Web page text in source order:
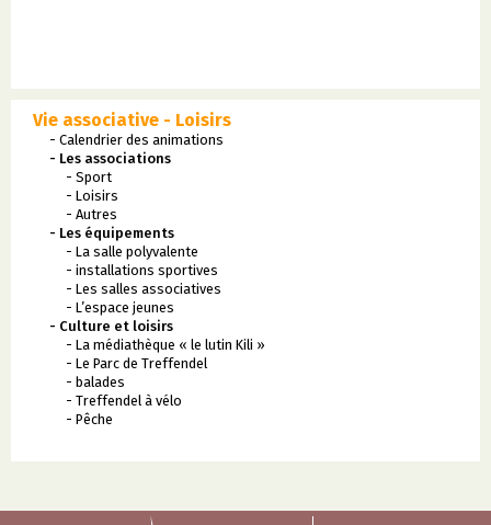
Vie associative - Loisirs
- Calendrier des animations
- Les associations
- Sport
- Loisirs
- Autres
- Les équipements
- La salle polyvalente
- installations sportives
- Les salles associatives
- L’espace jeunes
- Culture et loisirs
- La médiathèque « le lutin Kili »
- Le Parc de Treffendel
- balades
- Treffendel à vélo
- Pêche